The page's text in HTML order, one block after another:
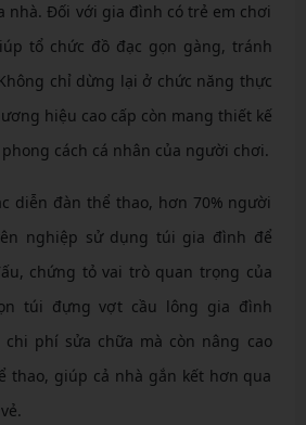
nhà. Đối với gia đình có trẻ em chơi
tổ chức đồ đạc gọn gàng, tránh
chỉ dừng lại ở chức năng thực
hiệu cao cấp còn mang thiết kế
cách cá nhân của người chơi.
diễn đàn thể thao, hơn 70% người
nghiệp sử dụng túi gia đình để
chứng tỏ vai trò quan trọng của
túi đựng vợt cầu lông gia đình
phí sửa chữa mà còn nâng cao
thao, giúp cả nhà gắn kết hơn qua